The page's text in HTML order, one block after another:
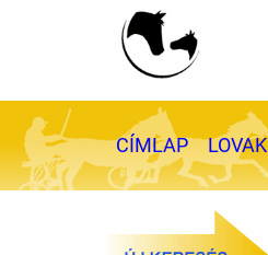
Fő
navigáció
CÍMLAP LOVAK